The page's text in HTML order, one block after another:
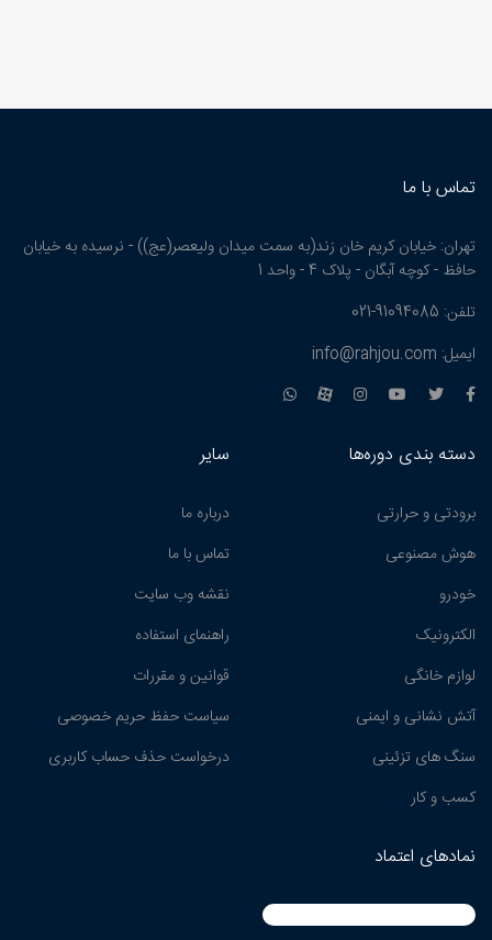
تماس با ما
تهران: خیابان کریم خان زند(به سمت میدان ولیعصر(عج)) - نرسیده به خیابان
حافظ - کوچه آبگان - پلاک 4 - واحد 1
تلفن: 91094085-021
ایمیل: info@rahjou.com
دسته بندی دوره‌ها
برودتی و حرارتی
هوش مصنوعی
خودرو
الکترونیک
لوازم خانگی
آتش نشانی و ایمنی
سنگ های تزئینی
کسب و کار
سایر
درباره ما
تماس با ما
نقشه وب سایت
راهنمای استفاده
قوانین و مقررات
سیاست حفظ حریم خصوصی
درخواست حذف حساب کاربری
نمادهای اعتماد